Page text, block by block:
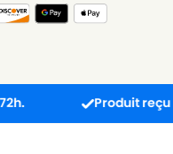
Produit reçu